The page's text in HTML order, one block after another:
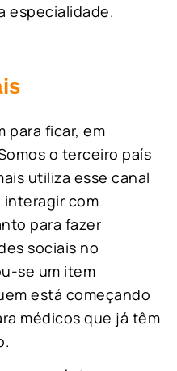
especialidade.
para ficar, em
o terceiro país
utiliza esse canal
com
para fazer
sociais no
se um item
está começando
médicos que já têm